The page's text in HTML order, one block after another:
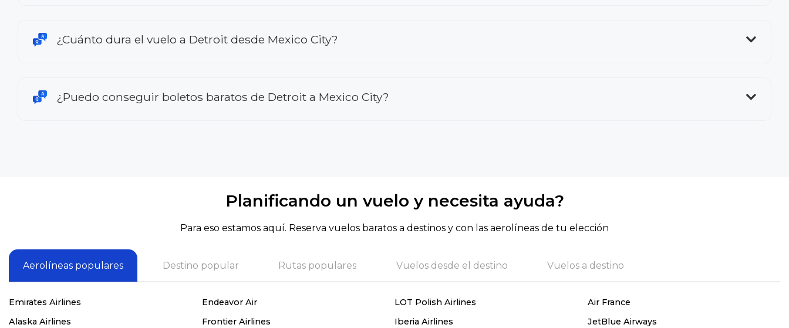
¿Cuánto dura el vuelo a Detroit desde Mexico City?
¿Puedo conseguir boletos baratos de Detroit a Mexico City?
Planificando un vuelo y necesita ayuda?
Para eso estamos aquí. Reserva vuelos baratos a destinos y con las aerolíneas de tu elección
Aerolíneas populares Destino popular Rutas populares Vuelos desde el destino Vuelos a destino
Emirates Airlines Endeavor Air LOT Polish Airlines
Air France
Alaska Airlines
Frontier Airlines Iberia Airlines
JetBlue Airways